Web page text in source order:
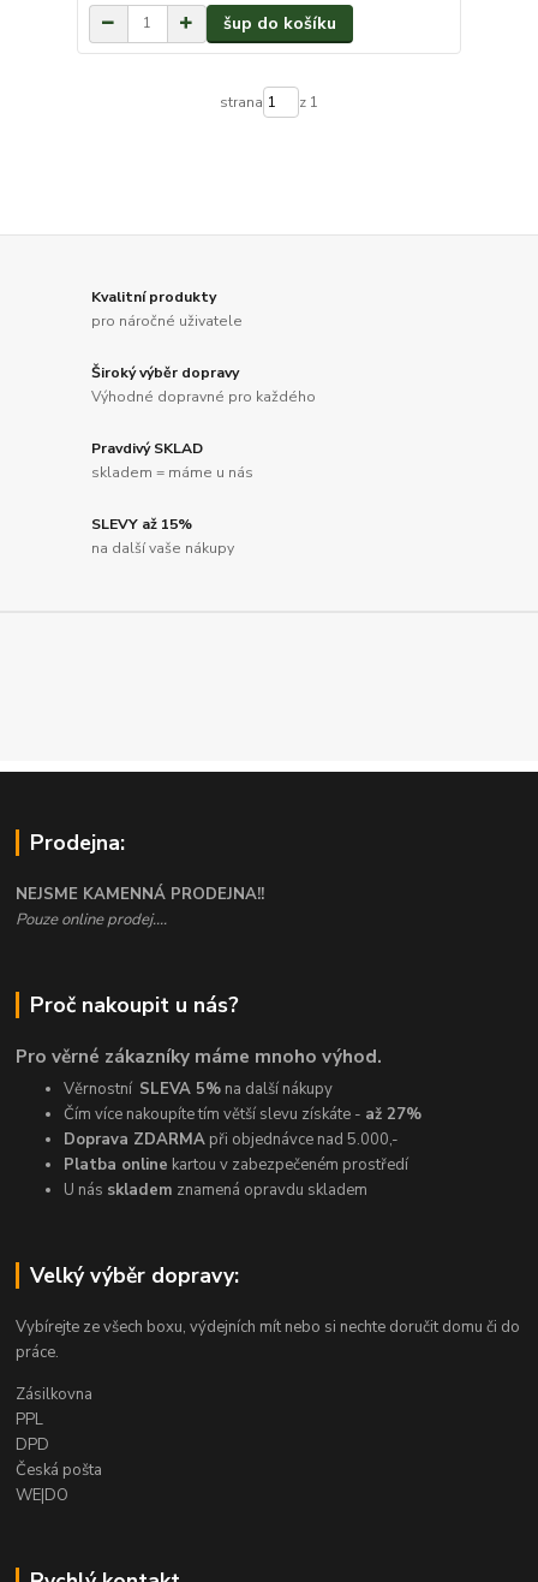
šup do košíku
strana z 1
Kvalitní produkty
pro náročné uživatele
Široký výběr dopravy
Výhodné dopravné pro každého
Pravdivý SKLAD
skladem = máme u nás
SLEVY až 15%
na další vaše nákupy
Prodejna:
NEJSME KAMENNÁ PRODEJNA!!
Pouze online prodej....
Proč nakoupit u nás?
Pro věrné zákazníky máme mnoho výhod.
Věrnostní SLEVA 5% na další nákupy
Čím více nakoupíte tím větší slevu získáte - až 27%
Doprava ZDARMA při objednávce nad 5.000,-
Platba online kartou v zabezpečeném prostředí
U nás skladem znamená opravdu skladem
Velký výběr dopravy:
Vybírejte ze všech boxu, výdejních mít nebo si nechte doručit domu či do
práce.
Zásilkovna
PPL
DPD
Česká pošta
WE|DO